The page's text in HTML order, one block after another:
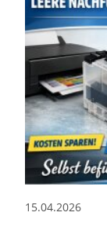
15.04.2026